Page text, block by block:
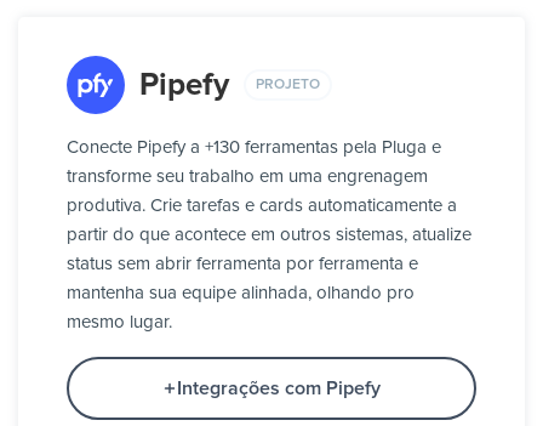
Pipefy PROJETO
Conecte Pipefy a +130 ferramentas pela Pluga e
transforme seu trabalho em uma engrenagem
produtiva. Crie tarefas e cards automaticamente a
partir do que acontece em outros sistemas, atualize
status sem abrir ferramenta por ferramenta e
mantenha sua equipe alinhada, olhando pro
mesmo lugar.
Integrações com Pipefy